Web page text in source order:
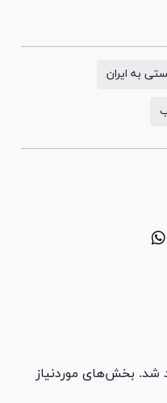
به ایران
شد. بخش‌های موردنیاز